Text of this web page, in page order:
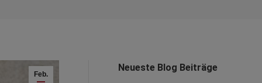
Feb.
Neueste Blog Beiträge